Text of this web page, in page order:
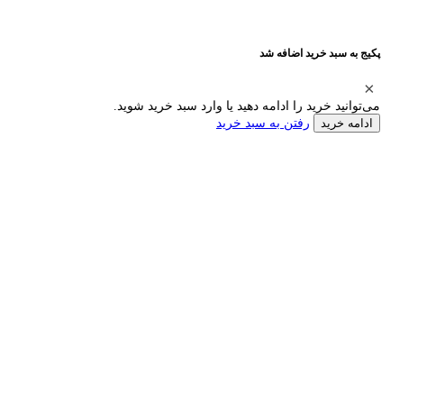
پکیج به سبد خرید اضافه شد
می‌توانید خرید را ادامه دهید یا وارد سبد خرید شوید.
ادامه خرید رفتن به سبد خرید